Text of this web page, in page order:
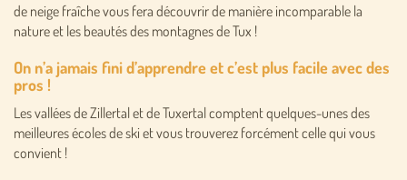
de neige fraîche vous fera découvrir de manière incomparable la
nature et les beautés des montagnes de Tux !
On n’a jamais fini d’apprendre et c’est plus facile avec des
pros !
Les vallées de Zillertal et de Tuxertal comptent quelques-unes des
meilleures écoles de ski et vous trouverez forcément celle qui vous
convient !